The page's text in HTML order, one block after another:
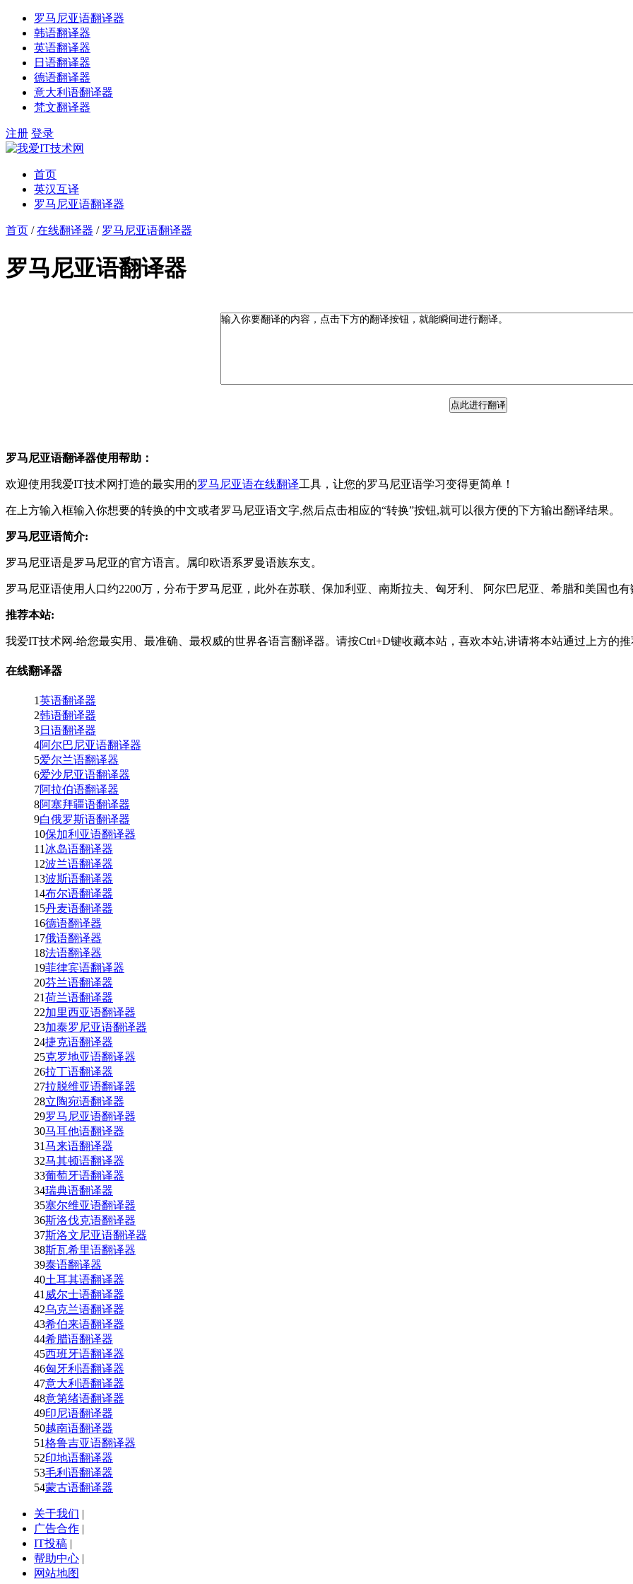
罗马尼亚语翻译器
韩语翻译器
英语翻译器
日语翻译器
德语翻译器
意大利语翻译器
梵文翻译器
注册 登录
首页
英汉互译
罗马尼亚语翻译器
首页 /在线翻译器 / 罗马尼亚语翻译器
罗马尼亚语翻译器
罗马尼亚语翻译器使用帮助：
欢迎使用我爱IT技术网打造的最实用的罗马尼亚语在线翻译工具，让您的罗马尼亚语学习变得更简单！
在上方输入框输入你想要的转换的中文或者罗马尼亚语文字,然后点击相应的“转换”按钮,就可以很方便的下方输出翻译结果。
罗马尼亚语简介:
罗马尼亚语是罗马尼亚的官方语言。属印欧语系罗曼语族东支。
罗马尼亚语使用人口约2200万，分布于罗马尼亚，此外在苏联、保加利亚、南斯拉夫、匈牙利、 阿尔巴尼亚、希腊和美国也有
推荐本站:
我爱IT技术网-给您最实用、最准确、最权威的世界各语言翻译器。请按Ctrl+D键收藏本站，喜欢本站,讲请将本站通过上方的推
在线翻译器
1英语翻译器
2韩语翻译器
3日语翻译器
4阿尔巴尼亚语翻译器
5爱尔兰语翻译器
6爱沙尼亚语翻译器
7阿拉伯语翻译器
8阿塞拜疆语翻译器
9白俄罗斯语翻译器
10保加利亚语翻译器
11冰岛语翻译器
12波兰语翻译器
13波斯语翻译器
14布尔语翻译器
15丹麦语翻译器
16德语翻译器
17俄语翻译器
18法语翻译器
19菲律宾语翻译器
20芬兰语翻译器
21荷兰语翻译器
22加里西亚语翻译器
23加泰罗尼亚语翻译器
24捷克语翻译器
25克罗地亚语翻译器
26拉丁语翻译器
27拉脱维亚语翻译器
28立陶宛语翻译器
29罗马尼亚语翻译器
30马耳他语翻译器
31马来语翻译器
32马其顿语翻译器
33葡萄牙语翻译器
34瑞典语翻译器
35塞尔维亚语翻译器
36斯洛伐克语翻译器
37斯洛文尼亚语翻译器
38斯瓦希里语翻译器
39泰语翻译器
40土耳其语翻译器
41威尔士语翻译器
42乌克兰语翻译器
43希伯来语翻译器
44希腊语翻译器
45西班牙语翻译器
46匈牙利语翻译器
47意大利语翻译器
48意第绪语翻译器
49印尼语翻译器
50越南语翻译器
51格鲁吉亚语翻译器
52印地语翻译器
53毛利语翻译器
54蒙古语翻译器
关于我们 |
广告合作 |
IT投稿 |
帮助中心 |
网站地图